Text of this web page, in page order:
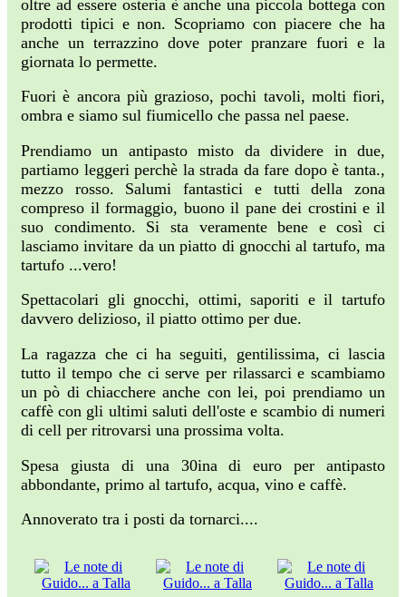
oltre ad essere osteria è anche una piccola bottega con
prodotti tipici e non. Scopriamo con piacere che ha
anche un terrazzino dove poter pranzare fuori e la
giornata lo permette.
Fuori è ancora più grazioso, pochi tavoli, molti fiori,
ombra e siamo sul fiumicello che passa nel paese.
Prendiamo un antipasto misto da dividere in due,
partiamo leggeri perchè la strada da fare dopo è tanta.,
mezzo rosso. Salumi fantastici e tutti della zona
compreso il formaggio, buono il pane dei crostini e il
suo condimento. Si sta veramente bene e così ci
lasciamo invitare da un piatto di gnocchi al tartufo, ma
tartufo ...vero!
Spettacolari gli gnocchi, ottimi, saporiti e il tartufo
davvero delizioso, il piatto ottimo per due.
La ragazza che ci ha seguiti, gentilissima, ci lascia
tutto il tempo che ci serve per rilassarci e scambiamo
un pò di chiacchere anche con lei, poi prendiamo un
caffè con gli ultimi saluti dell'oste e scambio di numeri
di cell per ritrovarsi una prossima volta.
Spesa giusta di una 30ina di euro per antipasto
abbondante, primo al tartufo, acqua, vino e caffè.
Annoverato tra i posti da tornarci....